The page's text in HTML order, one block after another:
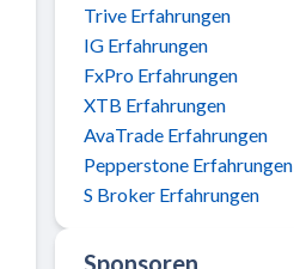
Trive Erfahrungen
IG Erfahrungen
FxPro Erfahrungen
XTB Erfahrungen
AvaTrade Erfahrungen
Pepperstone Erfahrungen
S Broker Erfahrungen
Sponsoren